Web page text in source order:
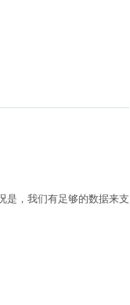
是，我们有足够的数据来支